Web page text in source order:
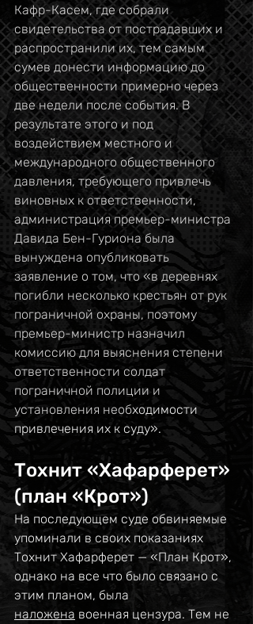
Кафр-Касем, где собрали
свидетельства от пострадавших и
распространили их, тем самым
сумев донести информацию до
общественности примерно через
две недели после события. В
результате этого и под
воздействием местного и
международного общественного
давления, требующего привлечь
виновных к ответственности,
администрация премьер-министра
Давида Бен-Гуриона была
вынуждена опубликовать
заявление о том, что «в деревнях
погибли несколько крестьян от рук
пограничной охраны, поэтому
премьер-министр назначил
комиссию для выяснения степени
ответственности солдат
пограничной полиции и
установления необходимости
привлечения их к суду».
Тохнит «Хафарферет»
(план «Крот»)
На последующем суде обвиняемые
упоминали в своих показаниях
Тохнит Хафарферет — «План Крот»,
однако на все что было связано с
этим планом, была
наложена военная цензура. Тем не